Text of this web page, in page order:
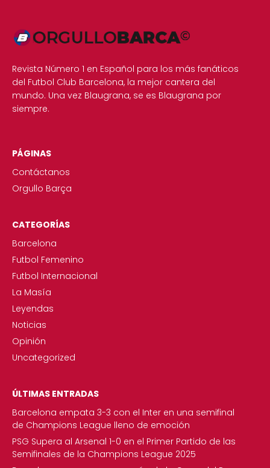
Revista Número 1 en Español para los más fanáticos
del Futbol Club Barcelona, la mejor cantera del
mundo. Una vez Blaugrana, se es Blaugrana por
siempre.
PÁGINAS
Contáctanos
Orgullo Barça
CATEGORÍAS
Barcelona
Futbol Femenino
Futbol Internacional
La Masía
Leyendas
Noticias
Opinión
Uncategorized
ÚLTIMAS ENTRADAS
Barcelona empata 3-3 con el Inter en una semifinal
de Champions League lleno de emoción
PSG Supera al Arsenal 1-0 en el Primer Partido de las
Semifinales de la Champions League 2025